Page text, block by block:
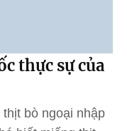
thực sự của
bò ngoại nhập